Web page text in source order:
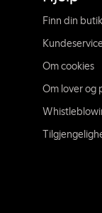
Finn din
Kundeservice
Om cookies
Om lover og